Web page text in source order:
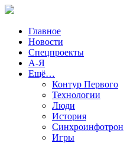
Главное
Новости
Спецпроекты
А-Я
Ещё…
Контур Первого
Технологии
Люди
История
Синхроинфотрон
Игры